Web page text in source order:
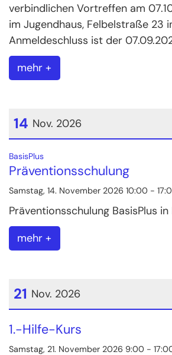
verbindlichen Vortreffen am
im Jugendhaus, Felbelstraße 23
Anmeldeschluss ist der
mehr +
14 Nov. 2026
Datum: 14. November 2026
BasisPlus:
Präventionsschulung
Samstag, 14. November 2026 10:00 -
Präventionsschulung BasisPlus in
mehr +
21 Nov. 2026
Datum: 21. November 2026
1.-Hilfe-Kurs
Samstag, 21. November 2026 9:00 -